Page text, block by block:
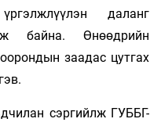
даланг
байна. Өнөөдрийн
заадас цутгах
сэргийлж ГУББГ-